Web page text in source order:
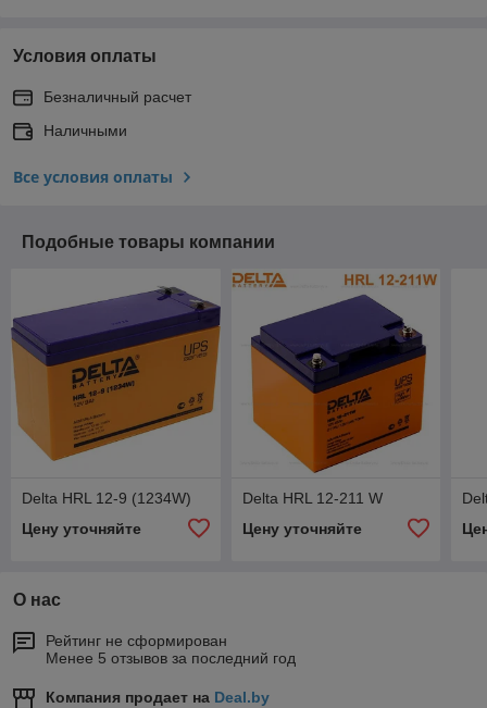
Условия оплаты
Безналичный расчет
Наличными
Все условия оплаты
Подобные товары компании
Delta HRL 12-9 (1234W)
Цену уточняйте
Delta HRL 12-211 W
Цену уточняйте
О нас
Рейтинг не сформирован
Менее 5 отзывов за последний год
Компания продает на Deal.by